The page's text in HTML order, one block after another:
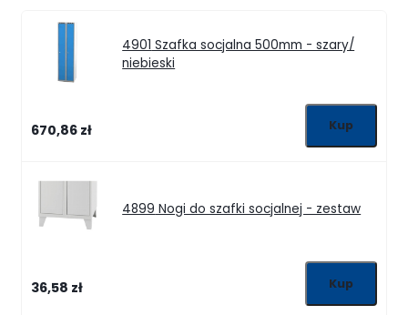
4901 Szafka socjalna 500mm - szary/
niebieski
670,86 zł
4899 Nogi do szafki socjalnej - zestaw
36,58 zł